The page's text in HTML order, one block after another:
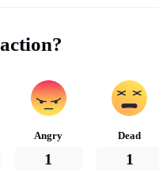
Angry
1
Dead
1